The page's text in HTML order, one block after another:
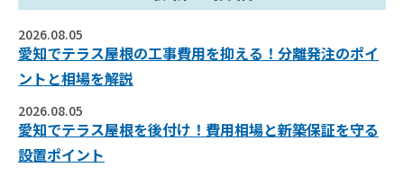
2026.08.05
愛知でテラス屋根の工事費用を抑える！分離発注のポイ
ントと相場を解説
2026.08.05
愛知でテラス屋根を後付け！費用相場と新築保証を守る
設置ポイント